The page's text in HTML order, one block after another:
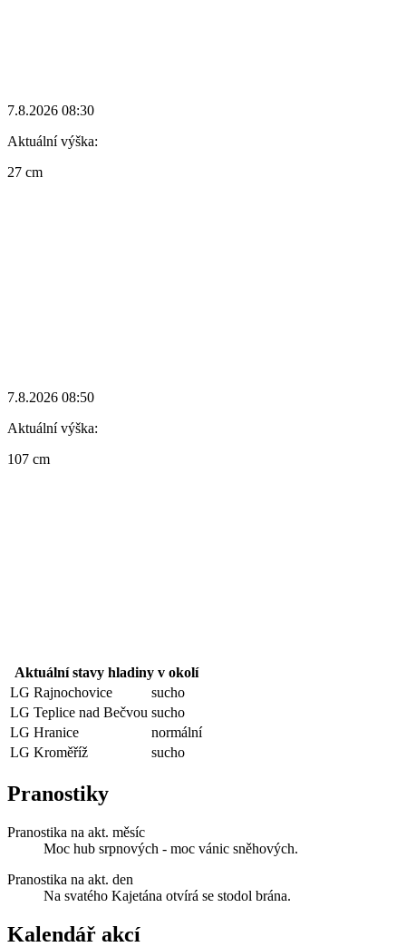
7.8.2026 08:30
Aktuální výška:
27 cm
7.8.2026 08:50
Aktuální výška:
107 cm
Aktuální stavy hladiny v okolí
LG Rajnochovice
sucho
LG Teplice nad Bečvou sucho
LG Hranice
normální
LG Kroměříž
sucho
Pranostiky
Pranostika na akt. měsíc
Moc hub srpnových - moc vánic sněhových.
Pranostika na akt. den
Na svatého Kajetána otvírá se stodol brána.
Kalendář akcí